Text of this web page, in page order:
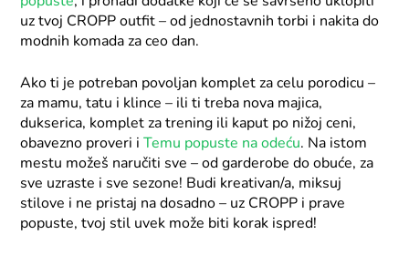
uz tvoj CROPP outfit – od jednostavnih torbi i nakita do
modnih komada za ceo dan.
Ako ti je potreban povoljan komplet za celu porodicu –
za mamu, tatu i klince – ili ti treba nova majica,
dukserica, komplet za trening ili kaput po nižoj ceni,
obavezno proveri i
Temu popuste na odeću. Na istom
mestu možeš naručiti sve – od garderobe do obuće, za
sve uzraste i sve sezone! Budi kreativan/a, miksuj
stilove i ne pristaj na dosadno – uz CROPP i prave
popuste, tvoj stil uvek može biti korak ispred!